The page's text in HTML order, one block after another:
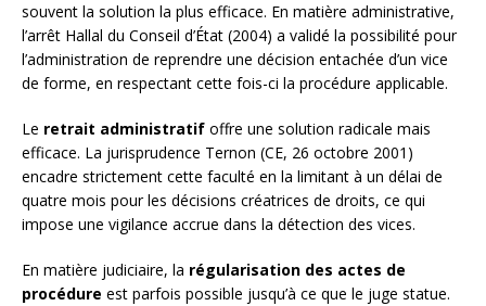
souvent la solution la plus efficace. En matière administrative,
l’arrêt Hallal du Conseil d’État (2004) a validé la possibilité pour
l’administration de reprendre une décision entachée d’un vice
de forme, en respectant cette fois-ci la procédure applicable.
Le retrait administratif offre une solution radicale mais
efficace. La jurisprudence Ternon (CE, 26 octobre 2001)
encadre strictement cette faculté en la limitant à un délai de
quatre mois pour les décisions créatrices de droits, ce qui
impose une vigilance accrue dans la détection des vices.
En matière judiciaire, la régularisation des actes de
procédure est parfois possible jusqu’à ce que le juge statue.